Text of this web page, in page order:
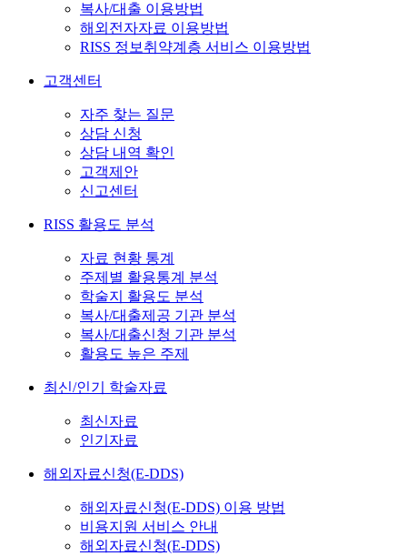
복사/대출 이용방법
해외전자자료 이용방법
RISS 정보취약계층 서비스 이용방법
고객센터
자주 찾는 질문
상담 신청
상담 내역 확인
고객제안
신고센터
RISS 활용도 분석
자료 현황 통계
주제별 활용통계 분석
학술지 활용도 분석
복사/대출제공 기관 분석
복사/대출신청 기관 분석
활용도 높은 주제
최신/인기 학술자료
최신자료
인기자료
해외자료신청(E-DDS)
해외자료신청(E-DDS) 이용 방법
비용지원 서비스 안내
해외자료신청(E-DDS)